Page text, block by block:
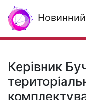
Новинний
Керівник